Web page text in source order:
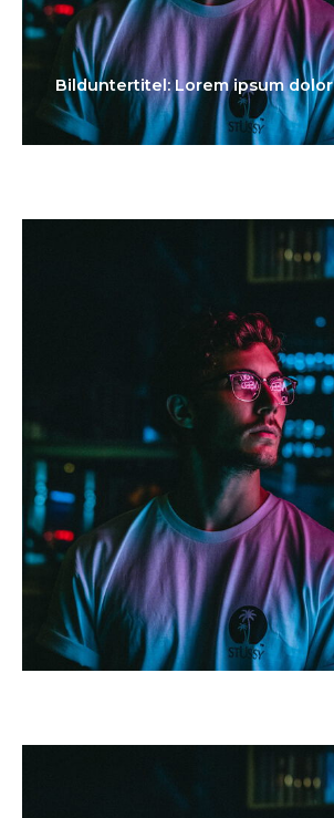
Bilduntertitel: Lorem ipsum dolor